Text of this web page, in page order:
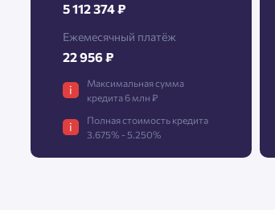
5 112 374 ₽
Ежемесячный платёж
22 956 ₽
i
Максимальная сумма
кредита 6 млн ₽
i
Полная стоимость кредита
3.675% - 5.250%